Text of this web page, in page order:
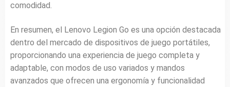
comodidad.
En resumen, el Lenovo Legion Go es una opción destacada
dentro del mercado de dispositivos de juego portátiles,
proporcionando una experiencia de juego completa y
adaptable, con modos de uso variados y mandos
avanzados que ofrecen una ergonomía y funcionalidad